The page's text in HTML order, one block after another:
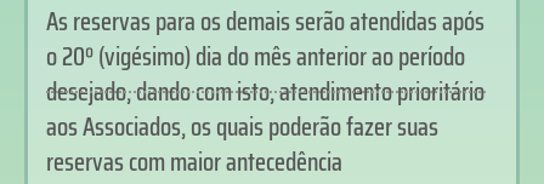
As reservas para os demais serão atendidas após
o 20º (vigésimo) dia do mês anterior ao período
desejado, dando com isto, atendimento prioritário
aos Associados, os quais poderão fazer suas
reservas com maior antecedência